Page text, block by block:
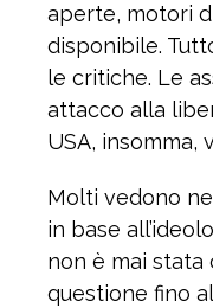
aperte, motori
disponibile.
le critiche. Le
attacco alla
USA, insomma,
Molti vedono
in base
non è mai stata
questione fino